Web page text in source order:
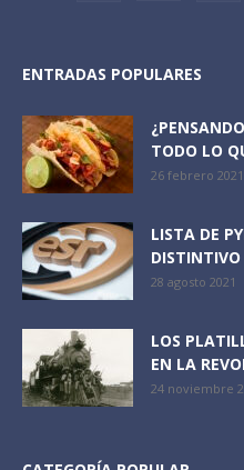
ENTRADAS POPULARES
TODO LO
26 febrero 2021
LISTA DE
28 agosto 2021
LOS
EN LA
24 noviembre